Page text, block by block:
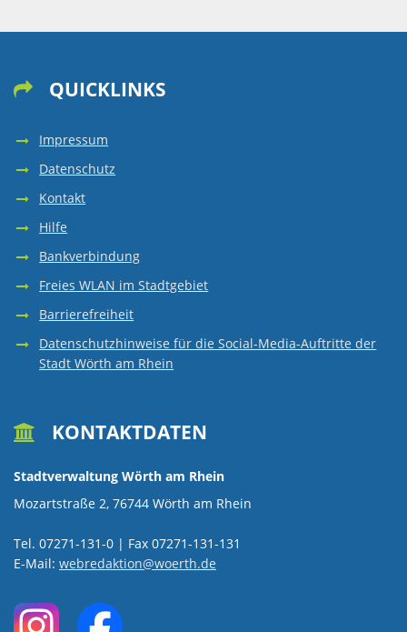
 QUICKLINKS
Impressum
Datenschutz
Kontakt
Hilfe
Bankverbindung
Freies WLAN im Stadtgebiet
Barrierefreiheit
Datenschutzhinweise für die Social-Media-Auftritte der
Stadt Wörth am Rhein
 KONTAKTDATEN
Stadtverwaltung Wörth am Rhein
Mozartstraße 2, 76744 Wörth am Rhein
Tel. 07271-131-0 | Fax 07271-131-131
E-Mail: webredaktion@woerth.de